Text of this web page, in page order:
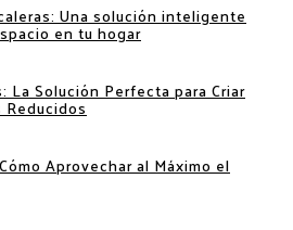
Una solución inteligente
en tu hogar
La Solución Perfecta para Criar
Reducidos
Aprovechar al Máximo el